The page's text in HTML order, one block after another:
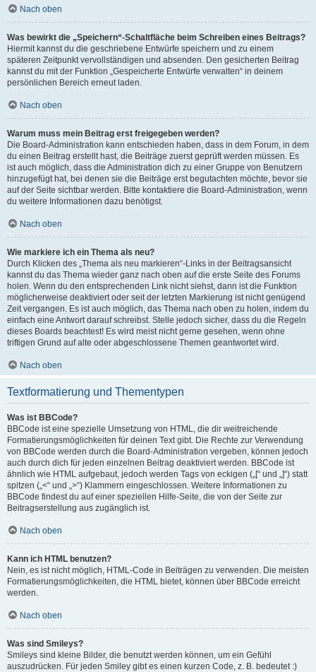
Nach oben
Was bewirkt die „Speichern“-Schaltfläche beim Schreiben eines Beitrags?
Hiermit kannst du die geschriebene Entwürfe speichern und zu einem
späteren Zeitpunkt vervollständigen und absenden. Den gesicherten Beitrag
kannst du mit der Funktion „Gespeicherte Entwürfe verwalten“ in deinem
persönlichen Bereich erneut laden.
Nach oben
Warum muss mein Beitrag erst freigegeben werden?
Die Board-Administration kann entschieden haben, dass in dem Forum, in dem
du einen Beitrag erstellt hast, die Beiträge zuerst geprüft werden müssen. Es
ist auch möglich, dass die Administration dich zu einer Gruppe von Benutzern
hinzugefügt hat, bei denen sie die Beiträge erst begutachten möchte, bevor sie
auf der Seite sichtbar werden. Bitte kontaktiere die Board-Administration, wenn
du weitere Informationen dazu benötigst.
Nach oben
Wie markiere ich ein Thema als neu?
Durch Klicken des „Thema als neu markieren“-Links in der Beitragsansicht
kannst du das Thema wieder ganz nach oben auf die erste Seite des Forums
holen. Wenn du den entsprechenden Link nicht siehst, dann ist die Funktion
möglicherweise deaktiviert oder seit der letzten Markierung ist nicht genügend
Zeit vergangen. Es ist auch möglich, das Thema nach oben zu holen, indem du
einfach eine Antwort darauf schreibst. Stelle jedoch sicher, dass du die Regeln
dieses Boards beachtest! Es wird meist nicht gerne gesehen, wenn ohne
triftigen Grund auf alte oder abgeschlossene Themen geantwortet wird.
Nach oben
Textformatierung und Thementypen
Was ist BBCode?
BBCode ist eine spezielle Umsetzung von HTML, die dir weitreichende
Formatierungsmöglichkeiten für deinen Text gibt. Die Rechte zur Verwendung
von BBCode werden durch die Board-Administration vergeben, können jedoch
auch durch dich für jeden einzelnen Beitrag deaktiviert werden. BBCode ist
ähnlich wie HTML aufgebaut, jedoch werden Tags von eckigen („[“ und „]“) statt
spitzen („<“ und „>“) Klammern eingeschlossen. Weitere Informationen zu
BBCode findest du auf einer speziellen Hilfe-Seite, die von der Seite zur
Beitragserstellung aus zugänglich ist.
Nach oben
Kann ich HTML benutzen?
Nein, es ist nicht möglich, HTML-Code in Beiträgen zu verwenden. Die meisten
Formatierungsmöglichkeiten, die HTML bietet, können über BBCode erreicht
werden.
Nach oben
Was sind Smileys?
Smileys sind kleine Bilder, die benutzt werden können, um ein Gefühl
auszudrücken. Für jeden Smiley gibt es einen kurzen Code, z. B. bedeutet :)